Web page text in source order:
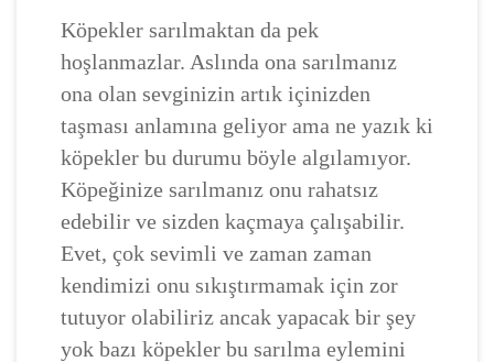
Köpekler sarılmaktan da pek
hoşlanmazlar. Aslında ona sarılmanız
ona olan sevginizin artık içinizden
taşması anlamına geliyor ama ne yazık ki
köpekler bu durumu böyle algılamıyor.
Köpeğinize sarılmanız onu rahatsız
edebilir ve sizden kaçmaya çalışabilir.
Evet, çok sevimli ve zaman zaman
kendimizi onu sıkıştırmamak için zor
tutuyor olabiliriz ancak yapacak bir şey
yok bazı köpekler bu sarılma eylemini